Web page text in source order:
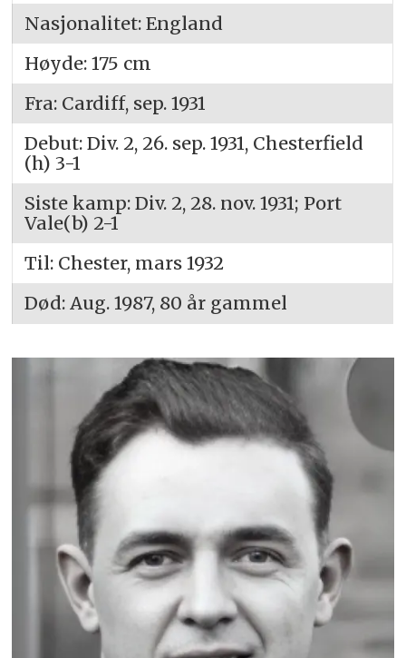
Nasjonalitet: England
Høyde: 175 cm
Fra: Cardiff, sep. 1931
Debut: Div. 2, 26. sep. 1931, Chesterfield
(h) 3-1
Siste kamp: Div. 2, 28. nov. 1931; Port
Vale(b) 2-1
Til: Chester, mars 1932
Død: Aug. 1987, 80 år gammel